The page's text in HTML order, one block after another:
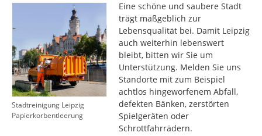
Stadtreinigung Leipzig
Papierkorbentleerung
Eine schöne und saubere Stadt
trägt maßgeblich zur
Lebensqualität bei. Damit Leipzig
auch weiterhin lebenswert
bleibt, bitten wir Sie um
Unterstützung. Melden Sie uns
Standorte mit zum Beispiel
achtlos hingeworfenem Abfall,
defekten Bänken, zerstörten
Spielgeräten oder
Schrottfahrrädern.